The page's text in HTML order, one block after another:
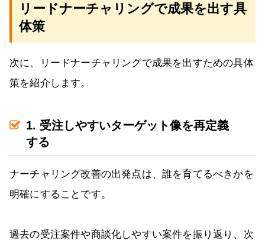
リードナーチャリングで成果を出す具
体策
次に、リードナーチャリングで成果を出すための具体
策を紹介します。
1. 受注しやすいターゲット像を再定義
する
ナーチャリング改善の出発点は、誰を育てるべきかを
明確にすることです。
過去の受注案件や商談化しやすい案件を振り返り、次